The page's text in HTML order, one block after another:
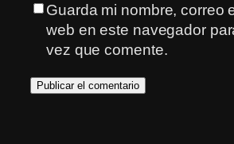
Guarda mi nombre, correo
web en este navegador
vez que comente.